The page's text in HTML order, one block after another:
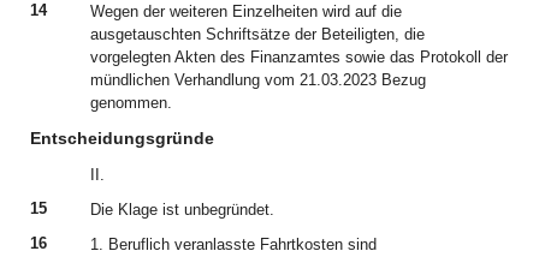
14
Wegen der weiteren Einzelheiten wird auf die
ausgetauschten Schriftsätze der Beteiligten, die
vorgelegten Akten des Finanzamtes sowie das Protokoll der
mündlichen Verhandlung vom 21.03.2023 Bezug
genommen.
Entscheidungsgründe
II.
15
Die Klage ist unbegründet.
16
1. Beruflich veranlasste Fahrtkosten sind